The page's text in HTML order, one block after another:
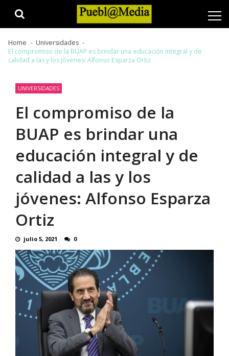
Home
Universidades
El compromiso de la BUAP es brindar una educación integral y de
calidad a las y los jóvenes: Alfonso Esparza Ortiz
UNIVERSIDADES
El compromiso de la
BUAP es brindar una
educación integral y de
calidad a las y los
jóvenes: Alfonso Esparza
Ortiz
julio 5, 2021 0